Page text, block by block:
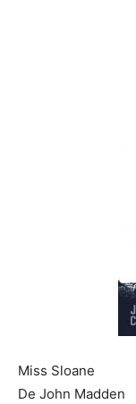
Miss Sloane
De John Madden